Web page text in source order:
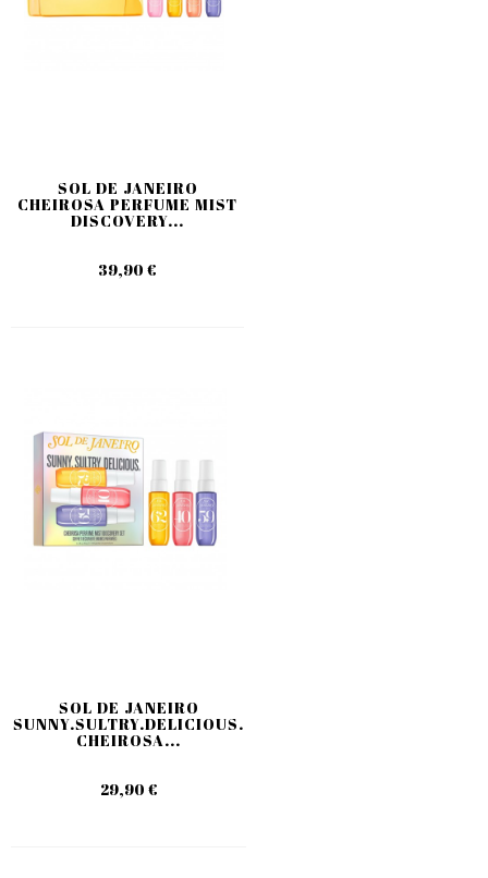
SOL DE JANEIRO
CHEIROSA PERFUME MIST
DISCOVERY...
39,90 €
SOL DE JANEIRO
SUNNY.SULTRY.DELICIOUS.
CHEIROSA...
29,90 €